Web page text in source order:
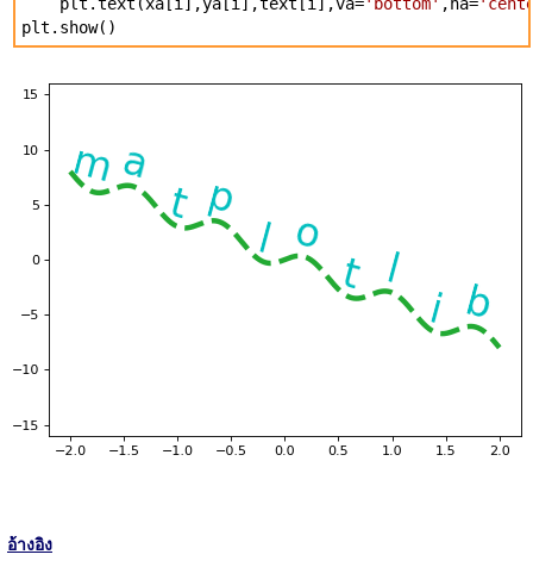
plt.show()
อ้างอิง